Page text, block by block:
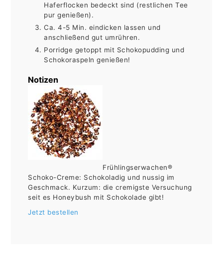
Haferflocken bedeckt sind (restlichen Tee
pur genießen).
Ca. 4-5 Min. eindicken lassen und
anschließend gut umrühren.
Porridge getoppt mit Schokopudding und
Schokoraspeln genießen!
Notizen
Frühlingserwachen®
Schoko-Creme: Schokoladig und nussig im
Geschmack. Kurzum: die cremigste Versuchung
seit es Honeybush mit Schokolade gibt!
Jetzt bestellen